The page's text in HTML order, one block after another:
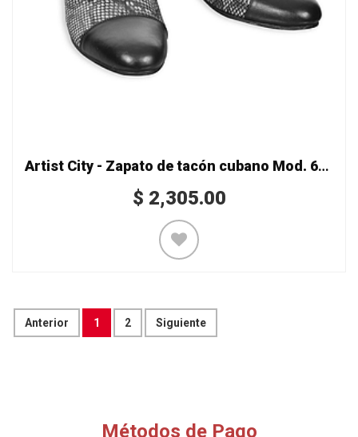
Artist City - Zapato de tacón cubano Mod. 6522 serpiente
$ 2,305.00
Anterior 1 2 Siguiente
Métodos de Pago